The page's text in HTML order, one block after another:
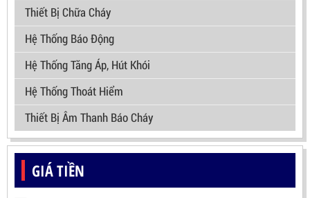
Thiết Bị Chữa Cháy
Hệ Thống Báo Động
Hệ Thống Tăng Áp, Hút Khói
Hệ Thống Thoát Hiểm
Thiết Bị Âm Thanh Báo Cháy
GIÁ TIỀN